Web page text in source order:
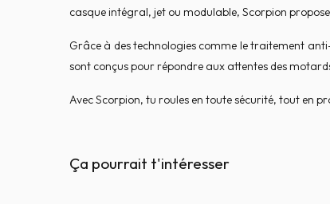
casque intégral, jet ou modulable, Scorpion
Grâce à des technologies comme le traitement
sont conçus pour répondre aux attentes des
Avec Scorpion, tu roules en toute sécurité, tout en
Ça pourrait t'intéresser